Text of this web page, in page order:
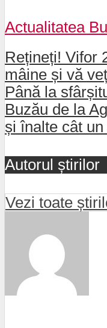
Actualitatea
Rețineți! Vifor
mâine și vă
Până la
Buzău de la
și înalte cât
Autorul știrilor
Vezi toate